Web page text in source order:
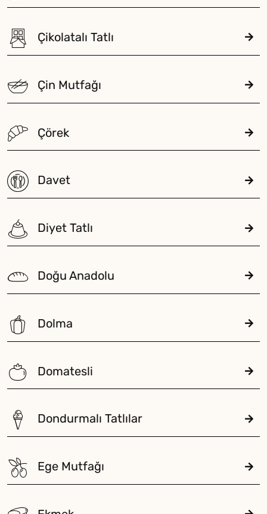
Çikolatalı Tatlı
Çin Mutfağı
Çörek
Davet
Diyet Tatlı
Doğu Anadolu
Dolma
Domatesli
Dondurmalı Tatlılar
Ege Mutfağı